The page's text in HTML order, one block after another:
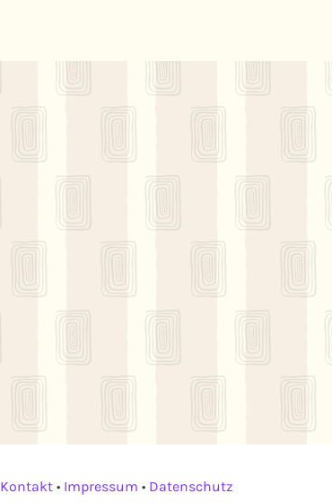
Kontakt • Impressum • Datenschutz